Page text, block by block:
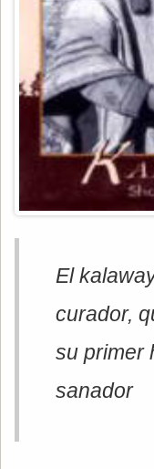
El
curador,
su primer
sanador